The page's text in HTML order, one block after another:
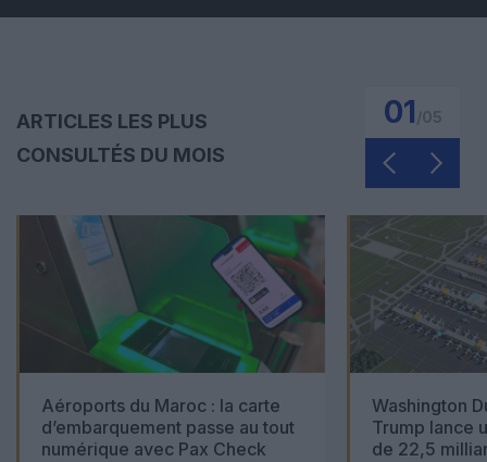
ARTICLES LES PLUS
CONSULTÉS DU MOIS
01
Aéroports du Maroc : la carte
d’embarquement passe au tout
numérique avec Pax Check
Washington
Trump lance
de 22,5